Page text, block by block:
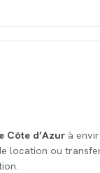
Côte d’Azur à
location ou